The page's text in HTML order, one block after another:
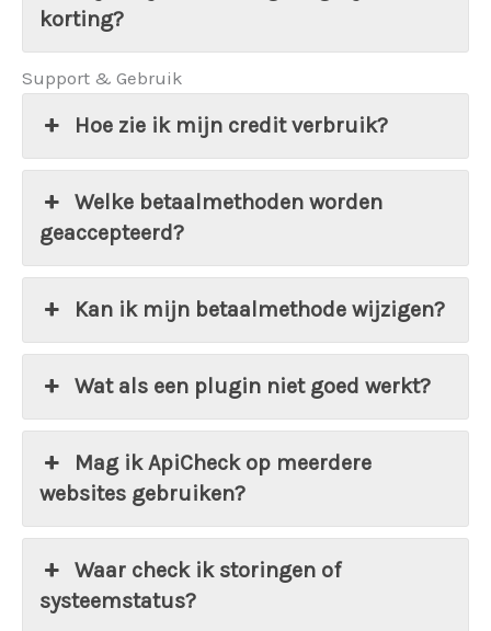
korting?
Support & Gebruik
Hoe zie ik mijn credit verbruik?
Welke betaalmethoden worden
geaccepteerd?
Kan ik mijn betaalmethode wijzigen?
Wat als een plugin niet goed werkt?
Mag ik ApiCheck op meerdere
websites gebruiken?
Waar check ik storingen of
systeemstatus?